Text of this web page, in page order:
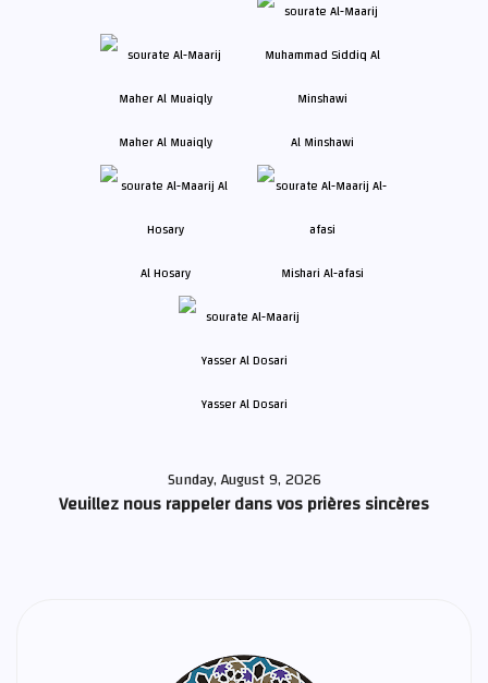
Maher Al Muaiqly Al Minshawi
Al Hosary Mishari Al-afasi
Yasser Al Dosari
Sunday, August 9, 2026
Veuillez nous rappeler dans vos prières sincères